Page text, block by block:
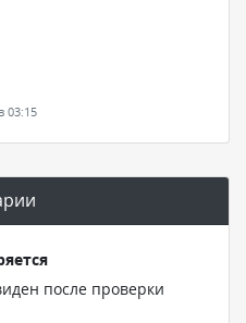
03:15
после проверки